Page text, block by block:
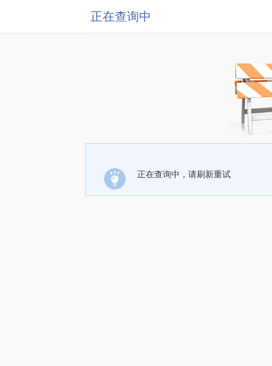
正在查询中
正在查询中，请刷新重试